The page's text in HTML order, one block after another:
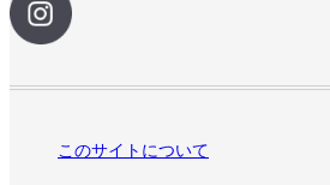
このサイトについて